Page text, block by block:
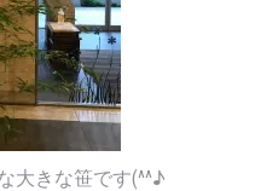
大きな笹です(^^♪